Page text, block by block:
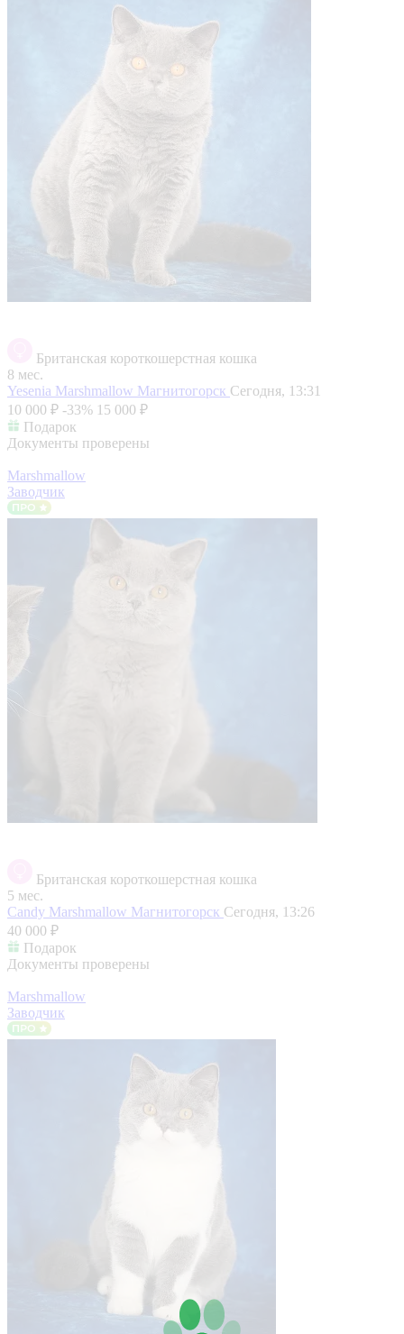
Британская короткошерстная кошка
8 мес.
Yesenia Marshmallow Магнитогорск Сегодня, 13:31
10 000 ₽ -33% 15 000 ₽
Подарок
Документы проверены
Marshmallow
Заводчик
Британская короткошерстная кошка
5 мес.
Candy Marshmallow Магнитогорск Сегодня, 13:26
40 000 ₽
Подарок
Документы проверены
Marshmallow
Заводчик